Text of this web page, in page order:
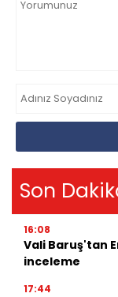
Son
16:08
Vali Baruş'tan
inceleme
17:44